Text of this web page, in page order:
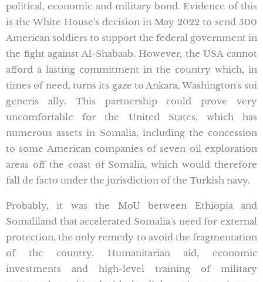
political, economic and military bond. Evidence of this
is the White House's decision in May 2022 to send 500
American soldiers to support the federal government in
the fight against Al-Shabaab. However, the USA cannot
afford a lasting commitment in the country which, in
times of need, turns its gaze to Ankara, Washington's sui
generis ally. This partnership could prove very
uncomfortable for the United States, which has
numerous assets in Somalia, including the concession
to some American companies of seven oil exploration
areas off the coast of Somalia, which would therefore
fall de facto under the jurisdiction of the Turkish navy.
Probably, it was the MoU between Ethiopia and
Somaliland that accelerated Somalia's need for external
protection, the only remedy to avoid the fragmentation
of the country. Humanitarian aid, economic
investments and high-level training of military